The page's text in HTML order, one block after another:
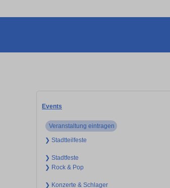
Events
Veranstaltung eintragen
❯ Stadtteilfeste
❯ Stadtfeste
❯ Rock & Pop
❯ Konzerte & Schlager